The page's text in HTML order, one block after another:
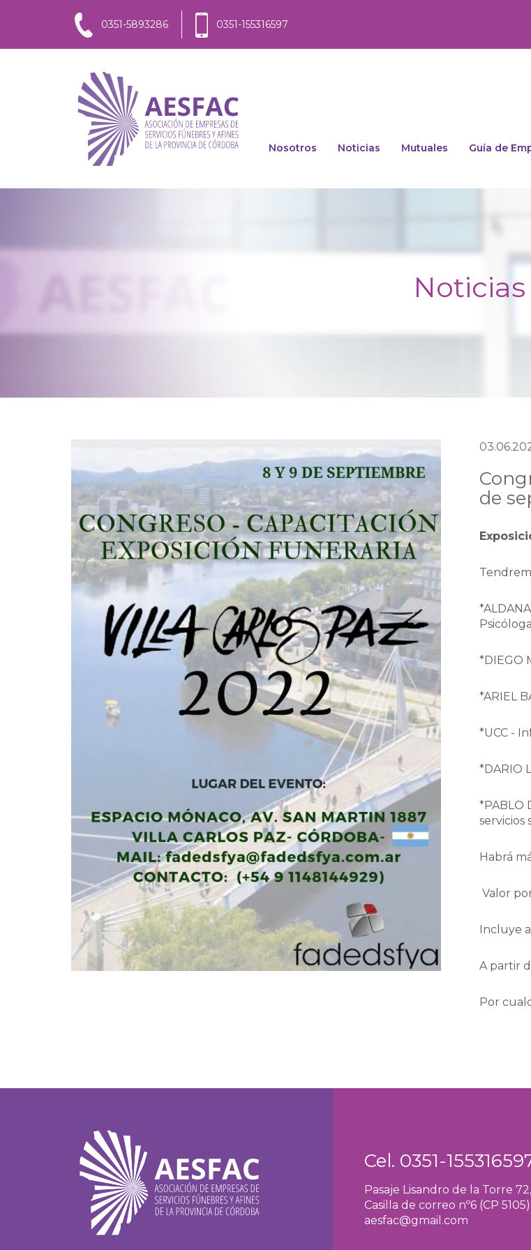
0351-5893286 0351-155316597
Nosotros Noticias Mutuales Guía de
Noticias
de
*DIEGO
*ARIEL
*UCC -
*DARIO
*PABLO
servicios
Habrá
Valor
Incluye
A partir
Por
Cel. 0351-
Pasaje Lisandro de la Torre
Casilla de correo nº6 (CP
aesfac@gmail.com